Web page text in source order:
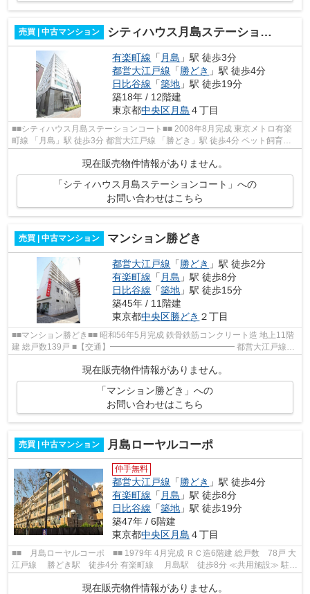
売買 | 中古マンション シティハウス月島ステーションコート
有楽町線 「 月島 」駅 徒歩3分
都営大江戸線 「 勝どき 」駅 徒歩4分
日比谷線 「築地 」駅 徒歩19分
築18年 / 12階建
東京都中央区月島 ４丁目
■■シティハウス月島ステーションコート■■ 2008年8月完成 東京メトロ有楽
町線 「月島」駅 徒歩3分 都営大江戸線 「勝どき」駅 徒歩4分 ペット飼育可
現在販売物件情報がありません。
「シティハウス月島ステーションコート」への
お問い合わせはこちら
売買 | 中古マンション マンション勝どき
都営大江戸線 「 勝どき 」駅 徒歩2分
有楽町線 「 月島 」駅 徒歩8分
日比谷線 「築地 」駅 徒歩15分
築45年 / 11階建
東京都中央区勝どき ２丁目
■■マンション勝どき■■ 昭和56年5月完成 鉄骨鉄筋コンクリート造 地上11階
建 総戸数139戸 ■【交通】━━━━━━━━━━━━━━━ 都営大江戸線
現在販売物件情報がありません。
「マンション勝どき」への
お問い合わせはこちら
売買 | 中古マンション 月島ローヤルコーポ
仲手無料
都営大江戸線 「 勝どき 」駅 徒歩4分
有楽町線 「 月島 」駅 徒歩8分
日比谷線 「築地 」駅 徒歩19分
築47年 / 6階建
東京都中央区月島 ４丁目
■■ 月島ローヤルコーポ ■■ 1979年 4月完成 ＲＣ造6階建 総戸数 78戸 大
江戸線 勝どき駅 徒歩4分 有楽町線 月島駅 徒歩8分 ≪共用施設≫ 駐輪
場・駐車場・バイク置場 エレベ...
現在販売物件情報がありません。